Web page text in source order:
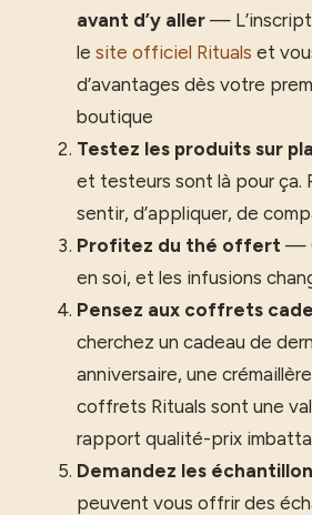
avant d’y aller —
le site officiel Rituals et
d’avantages dès votre
boutique
Testez les produits sur
et testeurs sont là pour ça.
sentir, d’appliquer, de
Profitez du thé offert —
en soi, et les infusions
Pensez aux coffrets
cherchez un cadeau de
anniversaire, une
coffrets Rituals sont une
rapport qualité-prix
Demandez les
peuvent vous offrir des